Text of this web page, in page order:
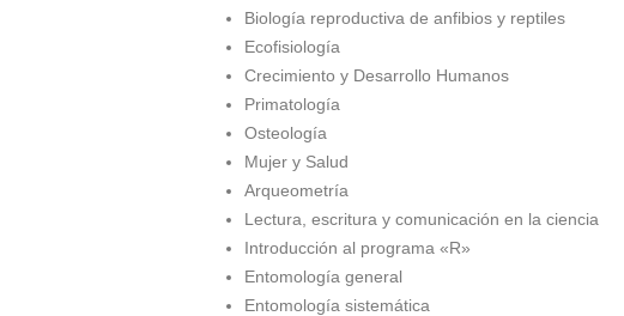
Biología reproductiva de anfibios y reptiles
Ecofisiología
Crecimiento y Desarrollo Humanos
Primatología
Osteología
Mujer y Salud
Arqueometría
Lectura, escritura y comunicación en la ciencia
Introducción al programa «R»
Entomología general
Entomología sistemática